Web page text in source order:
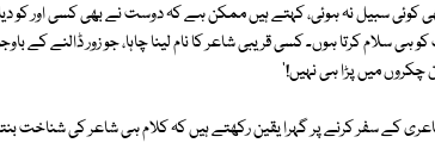
کوئی سبیل نہ ہوئی، کہتے ہیں ممکن ہے کہ دوست نے بھی کسی اور کو
ہی سلام کرتا ہوں۔ کسی قریبی شاعر کا نام لینا چاہا، جو زور ڈالنے کے
چکروں میں پڑا ہی نہیں!'
کے سفر کرنے پر گہرا یقین رکھتے ہیں کہ کلام ہی شاعر کی